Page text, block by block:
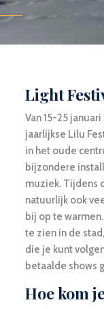
Light
Van 15-25
jaarlijkse Lilu
in het oude
bijzondere
muziek. Tijdens
natuurlijk ook
bij op te
te zien in de
die je kunt
betaalde shows
Hoe kom